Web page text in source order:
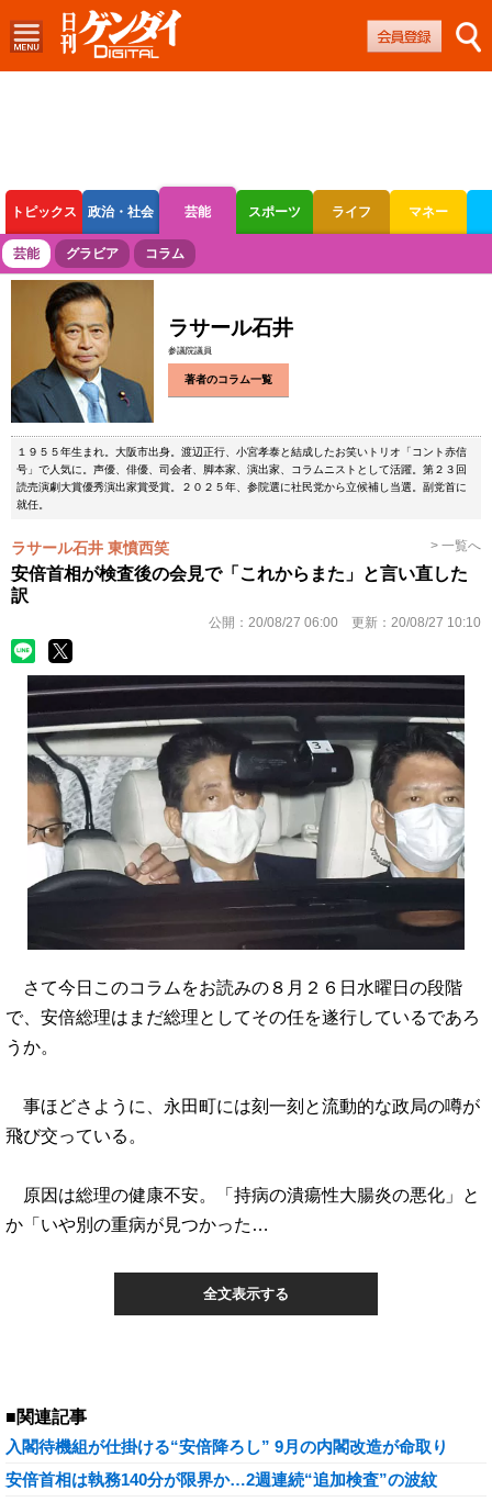
トピックス 政治・社会 芸能 スポーツ ライフ マネー
ボートレース 競輪 オートレース
芸能 グラビア コラム
ラサール石井
参議院議員
著者のコラム一覧
１９５５年生まれ。大阪市出身。渡辺正行、小宮孝泰と結成したお笑いトリオ「コント赤信
号」で人気に。声優、俳優、司会者、脚本家、演出家、コラムニストとして活躍。第２３回
読売演劇大賞優秀演出家賞受賞。２０２５年、参院選に社民党から立候補し当選。副党首に
就任。
ラサール石井 東憤西笑 > 一覧へ
安倍首相が検査後の会見で「これからまた」と言い直した
訳
公開： 20/08/27 06:00 更新： 20/08/27 10:10
さて今日このコラムをお読みの８月２６日水曜日の段階
で、安倍総理はまだ総理としてその任を遂行しているであろ
うか。
事ほどさように、永田町には刻一刻と流動的な政局の噂が
飛び交っている。
原因は総理の健康不安。「持病の潰瘍性大腸炎の悪化」と
か「いや別の重病が見つかった…
全文表示する
■関連記事
入閣待機組が仕掛ける“安倍降ろし” 9月の内閣改造が命取り
安倍首相は執務140分が限界か…2週連続“追加検査”の波紋